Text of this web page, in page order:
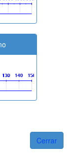
Cerrar